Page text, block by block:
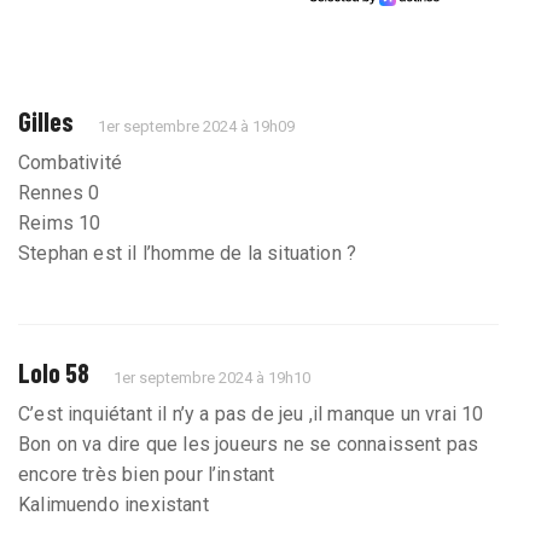
Gilles 1er septembre 2024 à 19h09
Combativité
Rennes 0
Reims 10
Stephan est il l’homme de la situation ?
Lolo 58 1er septembre 2024 à 19h10
C’est inquiétant il n’y a pas de jeu ,il manque un vrai 10
Bon on va dire que les joueurs ne se connaissent pas
encore très bien pour l’instant
Kalimuendo inexistant